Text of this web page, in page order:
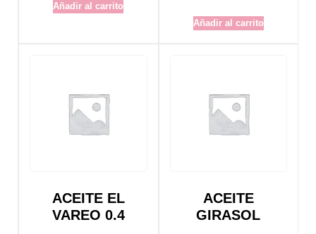
Añadir al carrito
Añadir al carrito
ACEITE EL
VAREO 0.4
ACEITE
GIRASOL